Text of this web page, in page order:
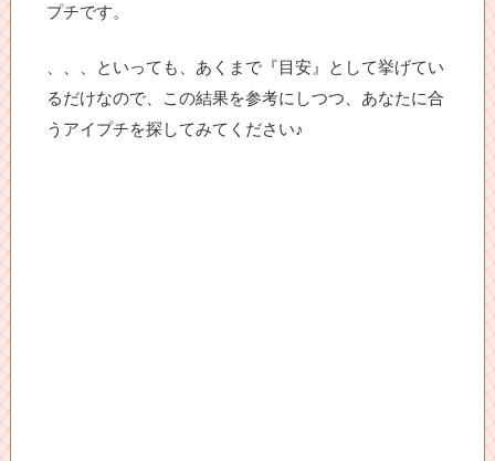
プチです。
、、、といっても、あくまで『目安』として挙げてい
るだけなので、この結果を参考にしつつ、あなたに合
うアイプチを探してみてください♪